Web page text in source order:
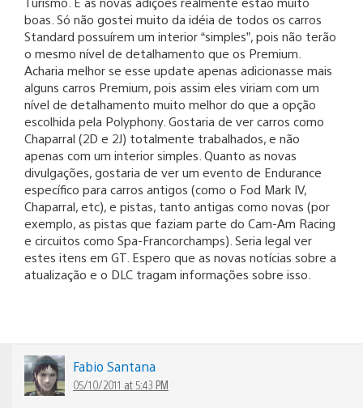
boas. Só não gostei muito da idéia de todos os carros
Standard possuírem um interior “simples”, pois não terão
o mesmo nível de detalhamento que os Premium.
Acharia melhor se esse update apenas adicionasse mais
alguns carros Premium, pois assim eles viriam com um
nível de detalhamento muito melhor do que a opção
escolhida pela Polyphony. Gostaria de ver carros como
Chaparral (2D e 2J) totalmente trabalhados, e não
apenas com um interior simples. Quanto as novas
divulgações, gostaria de ver um evento de Endurance
específico para carros antigos (como o Fod Mark IV,
Chaparral, etc), e pistas, tanto antigas como novas (por
exemplo, as pistas que faziam parte do Cam-Am Racing
e circuitos como Spa-Francorchamps). Seria legal ver
estes itens em GT. Espero que as novas notícias sobre a
atualização e o DLC tragam informações sobre isso.
Fabio Santana
05/10/2011 at 5:43 PM